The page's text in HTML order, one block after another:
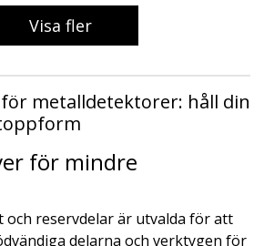
Visa fler
metalldetektorer: håll din
för mindre
reservdelar är utvalda för att
delarna och verktygen för